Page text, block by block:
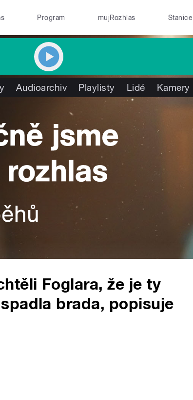
Program mujRozhlas Stanice
Audioarchiv Playlisty Lidé Kamery
Foglara, že je ty
brada, popisuje